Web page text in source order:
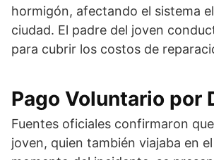
hormigón, afectando el sistema
ciudad. El padre del joven
para cubrir los costos de
Pago Voluntario por
Fuentes oficiales confirmaron
joven, quien también viajaba en